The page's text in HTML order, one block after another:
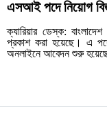
এসআই পদে নিয়োগ
ক্যারিয়ার ডেস্ক:
প্রকাশ করা হয়েছে। এ
অনলাইনে আবেদন শুরু